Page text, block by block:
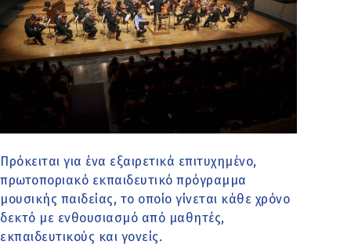
Πρόκειται για ένα εξαιρετικά επιτυχημένο,
πρωτοποριακό εκπαιδευτικό πρόγραμμα
μουσικής παιδείας, το οποίο γίνεται κάθε χρόνο
δεκτό με ενθουσιασμό από μαθητές,
εκπαιδευτικούς και γονείς.